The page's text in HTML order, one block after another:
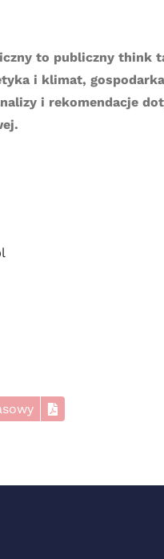
to publiczny think
i klimat,
i rekomendacje